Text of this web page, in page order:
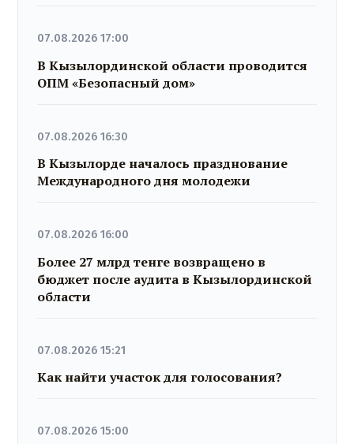
07.08.2026 17:00
В Кызылординской области проводится
ОПМ «Безопасный дом»
07.08.2026 16:30
В Кызылорде началось празднование
Международного дня молодежи
07.08.2026 16:00
Более 27 млрд тенге возвращено в
бюджет после аудита в Кызылординской
области
07.08.2026 15:21
Как найти участок для голосования?
07.08.2026 15:00